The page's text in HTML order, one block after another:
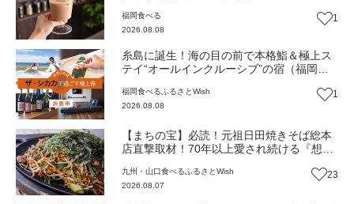
ン（福岡市南区）【まち歩き】
福岡食べる
2026.08.08
1
糸島に誕生！海の目の前で本格鮨＆極上ス
テイ“オールインクルーシブ”の宿（福岡・
福岡食べる ふるさとWish
2026.08.08
1
【まちの宝】必読！元祖日田焼きそば総本
店直撃取材！70年以上愛され続ける『想夫
（大分・日田市）【まち歩き】
九州・山口食べるふるさとWish
2026.08.07
23